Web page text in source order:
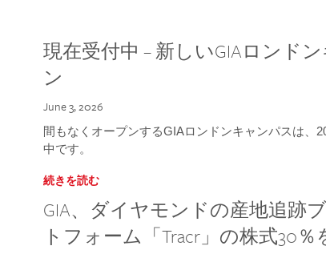
現在受付中 – 新しいGIAロンド
ン
June 3, 2026
間もなくオープンするGIAロンドンキャンパスは、
中です。
続きを読む
GIA、ダイヤモンドの産地追跡
トフォーム「Tracr」の株式30％